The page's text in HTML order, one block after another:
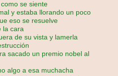
se siente
y estaba llorando un poco
eso se resuelve
la cara
de su vista y lamerla
sacado un premio nobel al
algo a esa muchacha